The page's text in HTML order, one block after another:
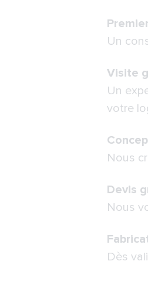
Un
Visite
Un
votre
Nous
Devis
Nous
Dès